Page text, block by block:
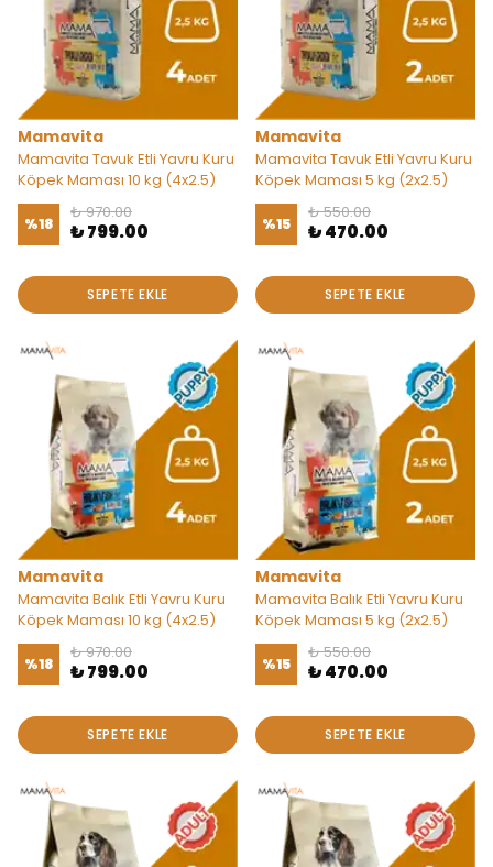
Mamavita
Mamavita Tavuk Etli Yavru Kuru
Köpek Maması 10 kg (4x2.5)
%18
₺ 970.00
₺ 799.00
SEPETE EKLE
Mamavita
Mamavita Tavuk Etli Yavru Kuru
Köpek Maması 5 kg (2x2.5)
%15
₺ 550.00
₺ 470.00
SEPETE EKLE
Mamavita
Mamavita Balık Etli Yavru Kuru
Köpek Maması 10 kg (4x2.5)
%18
₺ 970.00
₺ 799.00
SEPETE EKLE
Mamavita
Mamavita Balık Etli Yavru Kuru
Köpek Maması 5 kg (2x2.5)
%15
₺ 550.00
₺ 470.00
SEPETE EKLE